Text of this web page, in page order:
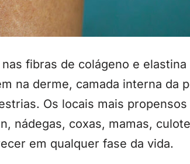
fibras de colágeno e elastina
na derme, camada interna da
Os locais mais
nádegas, coxas, mamas,
em qualquer fase da vida.